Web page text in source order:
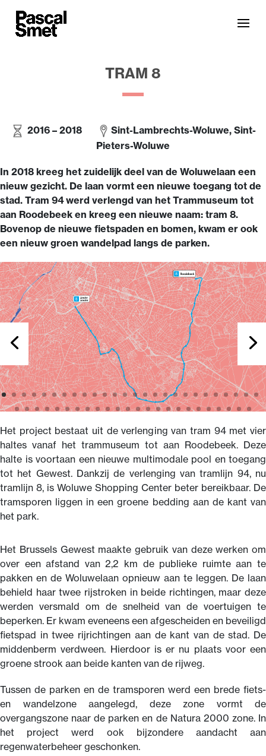
TRAM 8
2016 – 2018
Sint-Lambrechts-Woluwe, Sint-
Pieters-Woluwe
In 2018 kreeg het zuidelijk deel van de Woluwelaan een
nieuw gezicht. De laan vormt een nieuwe toegang tot de
stad. Tram 94 werd verlengd van het Trammuseum tot
aan Roodebeek en kreeg een nieuwe naam: tram 8.
Bovenop de nieuwe fietspaden en bomen, kwam er ook
een nieuw groen wandelpad langs de parken.
Het project bestaat uit de verlenging van tram 94 met vier
haltes vanaf het trammuseum tot aan Roodebeek. Deze
halte is voortaan een nieuwe multimodale pool en toegang
tot het Gewest. Dankzij de verlenging van tramlijn 94, nu
tramlijn 8, is Woluwe Shopping Center beter bereikbaar. De
tramsporen liggen in een groene bedding aan de kant van
het park.
Het Brussels Gewest maakte gebruik van deze werken om
over een afstand van 2,2 km de publieke ruimte aan te
pakken en de Woluwelaan opnieuw aan te leggen. De laan
behield haar twee rijstroken in beide richtingen, maar deze
werden versmald om de snelheid van de voertuigen te
beperken. Er kwam eveneens een afgescheiden en beveiligd
fietspad in twee rijrichtingen aan de kant van de stad. De
middenberm verdween. Hierdoor is er nu plaats voor een
groene strook aan beide kanten van de rijweg.
Tussen de parken en de tramsporen werd een brede fiets-
en wandelzone aangelegd, deze zone vormt de
overgangszone naar de parken en de Natura 2000 zone. In
het project werd ook bijzondere aandacht aan
regenwaterbeheer geschonken.